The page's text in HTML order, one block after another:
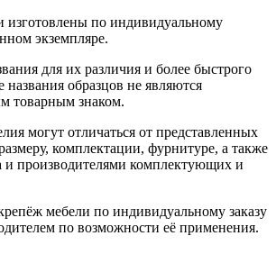
изготовлены по индивидуальному
экземпляре.
для их различия и более быстрого
названия образцов не являются
товарным знаком.
могут отличаться от представленных
комплектации, фурнитуре, а также
и производителями комплектующих и
мебели по индивидуальному заказу
по возможности её применения.